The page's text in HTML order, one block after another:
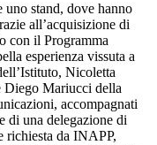
stand, dove hanno
all’acquisizione di
con il Programma
esperienza vissuta a
Nicoletta
Diego Mariucci della
accompagnati
di una delegazione di
richiesta da INAPP,